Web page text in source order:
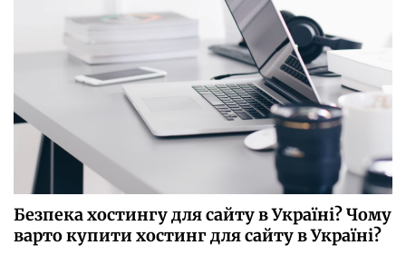
БЕЗПЕКА БІЗНЕС ТЕХНОЛОГІЇ
Безпека хостингу для сайту в Україні? Чому
варто купити хостинг для сайту в Україні?